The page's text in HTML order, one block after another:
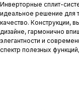
Инверторные сплит-
идеальное решение для
качество. Конструкции,
дизайне, гармонично
элегантности и
спектр полезных